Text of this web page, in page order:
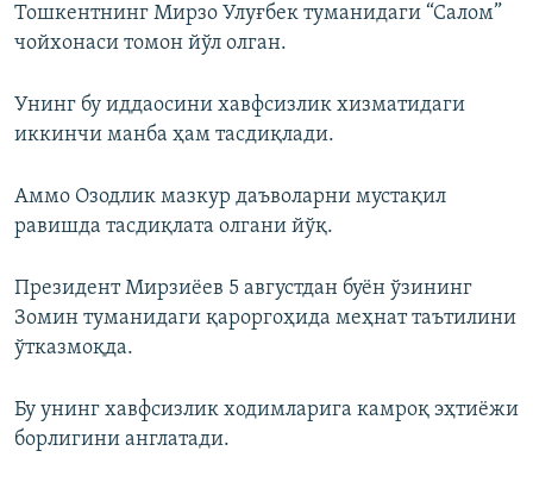
Тошкентнинг Мирзо Улуғбек туманидаги “Салом”
чойхонаси томон йўл олган.
Унинг бу иддаосини хавфсизлик хизматидаги
иккинчи манба ҳам тасдиқлади.
Аммо Озодлик мазкур даъволарни мустақил
равишда тасдиқлата олгани йўқ.
Президент Мирзиёев 5 августдан буён ўзининг
Зомин туманидаги қароргоҳида меҳнат таътилини
ўтказмоқда.
Бу унинг хавфсизлик ходимларига камроқ эҳтиёжи
борлигини англатади.